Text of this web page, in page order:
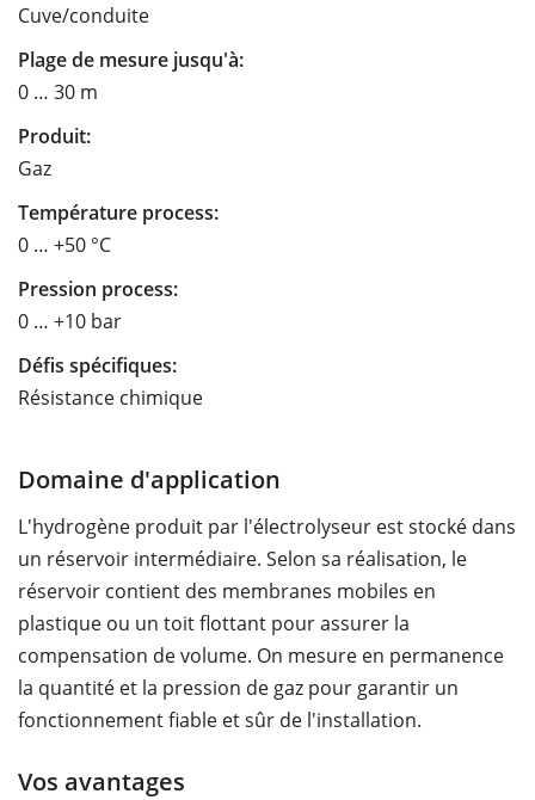
Cuve/conduite
Plage de mesure jusqu'à:
0 … 30 m
Produit:
Gaz
Température process:
0 … +50 °C
Pression process:
0 … +10 bar
Défis spécifiques:
Résistance chimique
Domaine d'application
L'hydrogène produit par l'électrolyseur est stocké dans
un réservoir intermédiaire. Selon sa réalisation, le
réservoir contient des membranes mobiles en
plastique ou un toit flottant pour assurer la
compensation de volume. On mesure en permanence
la quantité et la pression de gaz pour garantir un
fonctionnement fiable et sûr de l'installation.
Vos avantages